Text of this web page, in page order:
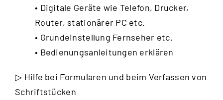
• Digitale Geräte wie Telefon, Drucker,
Router, stationärer PC etc.
• Grundeinstellung Fernseher etc.
• Bedienungsanleitungen erklären
▷ Hilfe bei Formularen und beim Verfassen von
Schriftstücken